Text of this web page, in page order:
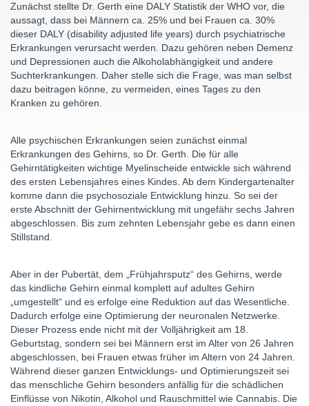
Zunächst stellte Dr. Gerth eine DALY Statistik der WHO vor, die
aussagt, dass bei Männern ca. 25% und bei Frauen ca. 30%
dieser DALY (disability adjusted life years) durch psychiatrische
Erkrankungen verursacht werden. Dazu gehören neben Demenz
und Depressionen auch die Alkoholabhängigkeit und andere
Suchterkrankungen. Daher stelle sich die Frage, was man selbst
dazu beitragen könne, zu vermeiden, eines Tages zu den
Kranken zu gehören.
Alle psychischen Erkrankungen seien zunächst einmal
Erkrankungen des Gehirns, so Dr. Gerth. Die für alle
Gehirntätigkeiten wichtige Myelinscheide entwickle sich während
des ersten Lebensjahres eines Kindes. Ab dem Kindergartenalter
komme dann die psychosoziale Entwicklung hinzu. So sei der
erste Abschnitt der Gehirnentwicklung mit ungefähr sechs Jahren
abgeschlossen. Bis zum zehnten Lebensjahr gebe es dann einen
Stillstand.
Aber in der Pubertät, dem „Frühjahrsputz“ des Gehirns, werde
das kindliche Gehirn einmal komplett auf adultes Gehirn
„umgestellt“ und es erfolge eine Reduktion auf das Wesentliche.
Dadurch erfolge eine Optimierung der neuronalen Netzwerke.
Dieser Prozess ende nicht mit der Volljährigkeit am 18.
Geburtstag, sondern sei bei Männern erst im Alter von 26 Jahren
abgeschlossen, bei Frauen etwas früher im Altern von 24 Jahren.
Während dieser ganzen Entwicklungs- und Optimierungszeit sei
das menschliche Gehirn besonders anfällig für die schädlichen
Einflüsse von Nikotin, Alkohol und Rauschmittel wie Cannabis. Die